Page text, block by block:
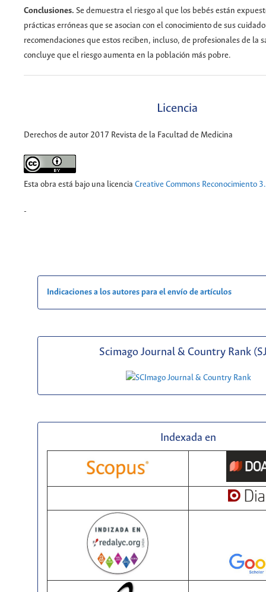
Conclusiones. Se demuestra el riesgo al que los bebés están
prácticas erróneas que se asocian con el conocimiento de sus
recomendaciones que estos reciben, incluso, de profesionales de la
concluye que el riesgo aumenta en la población más pobre.
Licencia
Derechos de autor 2017 Revista de la Facultad de Medicina
Esta obra está bajo una licencia Creative Commons Reconocimiento
-
Indicaciones a los autores para el envío de artículos
Scimago Journal & Country Rank
Indexada en